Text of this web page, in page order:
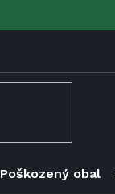
Poškozený obal